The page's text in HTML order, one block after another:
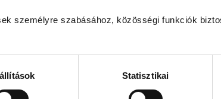
személyre szabásához, közösségi funkciók
Statisztikai